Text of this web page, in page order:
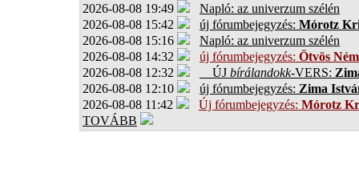
2026-08-08 19:49
Napló: az univerzum szélén
2026-08-08 15:42
új fórumbejegyzés: Mórotz
2026-08-08 15:16
Napló: az univerzum szélén
2026-08-08 14:32
új fórumbejegyzés: Ötvös
2026-08-08 12:32
ÚJ bírálandokk-VERS:
2026-08-08 12:10
új fórumbejegyzés: Zima
2026-08-08 11:42
Új fórumbejegyzés: Mórotz
TOVÁBB